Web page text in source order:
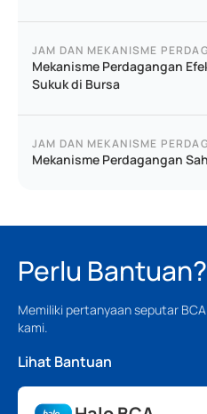
JAM DAN MEKANISME
Mekanisme Perdagangan
Sukuk di Bursa
JAM DAN MEKANISME
Mekanisme Perdagangan
Perlu Bantuan?
Memiliki pertanyaan seputar
kami.
Lihat Bantuan